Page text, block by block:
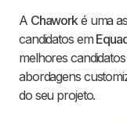
A Chaworké uma
candidatos em
melhores
abordagens
do seu projeto.